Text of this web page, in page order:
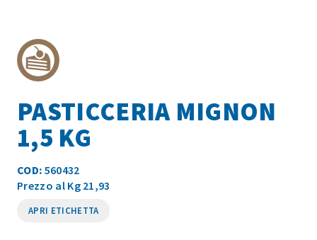
PASTICCERIA MIGNON
1,5 KG
COD: 560432
Prezzo al Kg 21,93
APRI ETICHETTA